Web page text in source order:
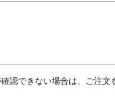
認できない場合は、ご注